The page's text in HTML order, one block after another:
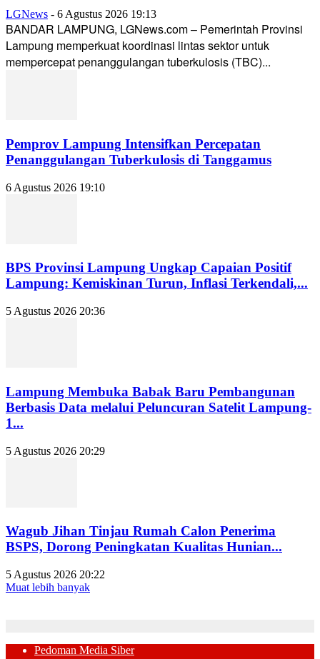
LGNews - 6 Agustus 2026 19:13
BANDAR LAMPUNG, LGNews.com – Pemerintah Provinsi
Lampung memperkuat koordinasi lintas sektor untuk
mempercepat penanggulangan tuberkulosis (TBC)...
Pemprov Lampung Intensifkan Percepatan
Penanggulangan Tuberkulosis di Tanggamus
6 Agustus 2026 19:10
BPS Provinsi Lampung Ungkap Capaian Positif
Lampung: Kemiskinan Turun, Inflasi Terkendali,...
5 Agustus 2026 20:36
Lampung Membuka Babak Baru Pembangunan
Berbasis Data melalui Peluncuran Satelit Lampung-
1...
5 Agustus 2026 20:29
Wagub Jihan Tinjau Rumah Calon Penerima
BSPS, Dorong Peningkatan Kualitas Hunian...
5 Agustus 2026 20:22
Muat lebih banyak
Pedoman Media Siber